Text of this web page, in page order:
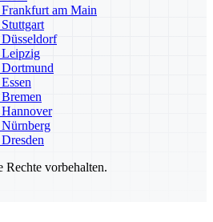
am Main
vorbehalten.